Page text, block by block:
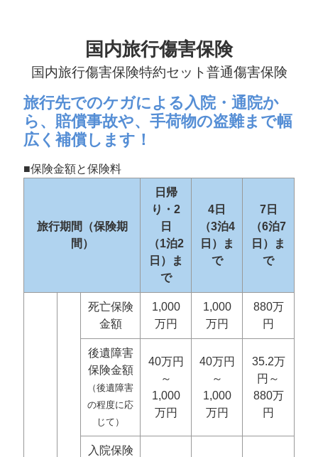
国内旅行傷害保険
国内旅行傷害保険特約セット普通傷害保険
旅行先でのケガによる入院・通院か
ら、賠償事故や、手荷物の盗難まで幅
広く補償します！
■保険金額と保険料
旅行期間（保険期
間）
日帰
り・2
日
（1泊2
日）ま
で
4日
（3泊4
日）ま
で
7日
（6泊7
日）ま
で
死亡保険
金額
1,000
万円
1,000
万円
880万
円
後遺障害
保険金額
（後遺障害
の程度に応
じて）
40万円
～
1,000
万円
40万円
～
1,000
万円
35.2万
円～
880万
円
入院保険